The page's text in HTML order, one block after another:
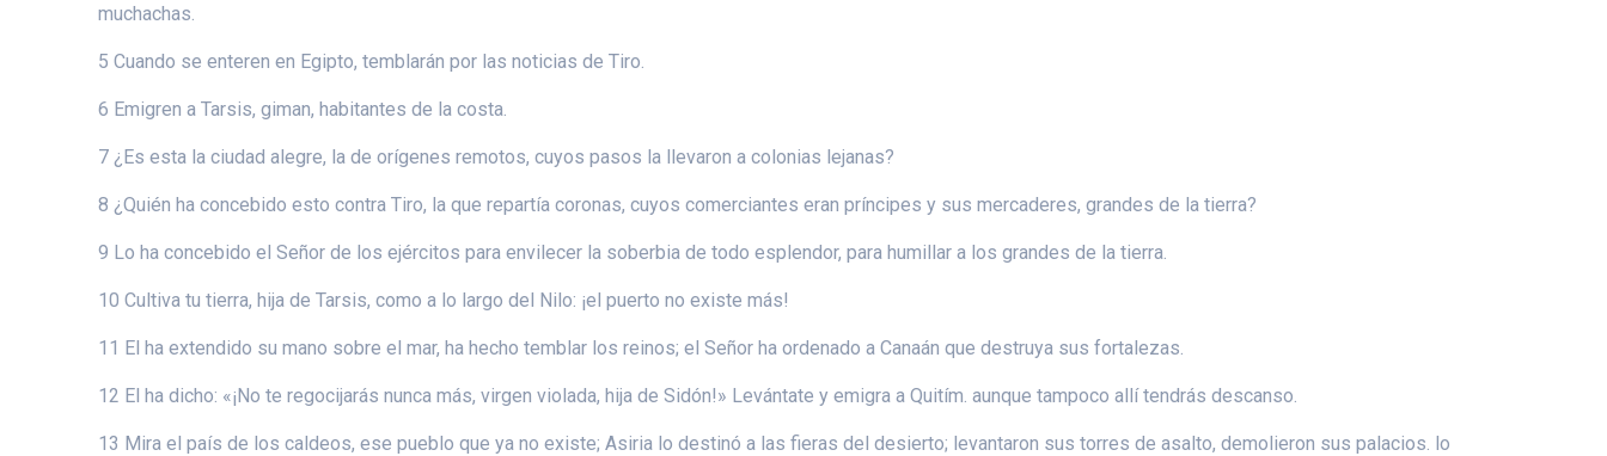
muchachas.
5 Cuando se enteren en Egipto, temblarán por las noticias de Tiro.
6 Emigren a Tarsis, giman, habitantes de la costa.
7 ¿Es esta la ciudad alegre, la de orígenes remotos, cuyos pasos la llevaron a colonias lejanas?
8 ¿Quién ha concebido esto contra Tiro, la que repartía coronas, cuyos comerciantes eran príncipes y sus mercaderes, grandes de la tierra?
9 Lo ha concebido el Señor de los ejércitos para envilecer la soberbia de todo esplendor, para humillar a los grandes de la tierra.
10 Cultiva tu tierra, hija de Tarsis, como a lo largo del Nilo: ¡el puerto no existe más!
11 El ha extendido su mano sobre el mar, ha hecho temblar los reinos; el Señor ha ordenado a Canaán que destruya sus fortalezas.
12 El ha dicho: «¡No te regocijarás nunca más, virgen violada, hija de Sidón!» Levántate y emigra a Quitím. aunque tampoco allí tendrás descanso.
13 Mira el país de los caldeos, ese pueblo que ya no existe; Asiria lo destinó a las fieras del desierto; levantaron sus torres de asalto, demolieron sus palacios. lo